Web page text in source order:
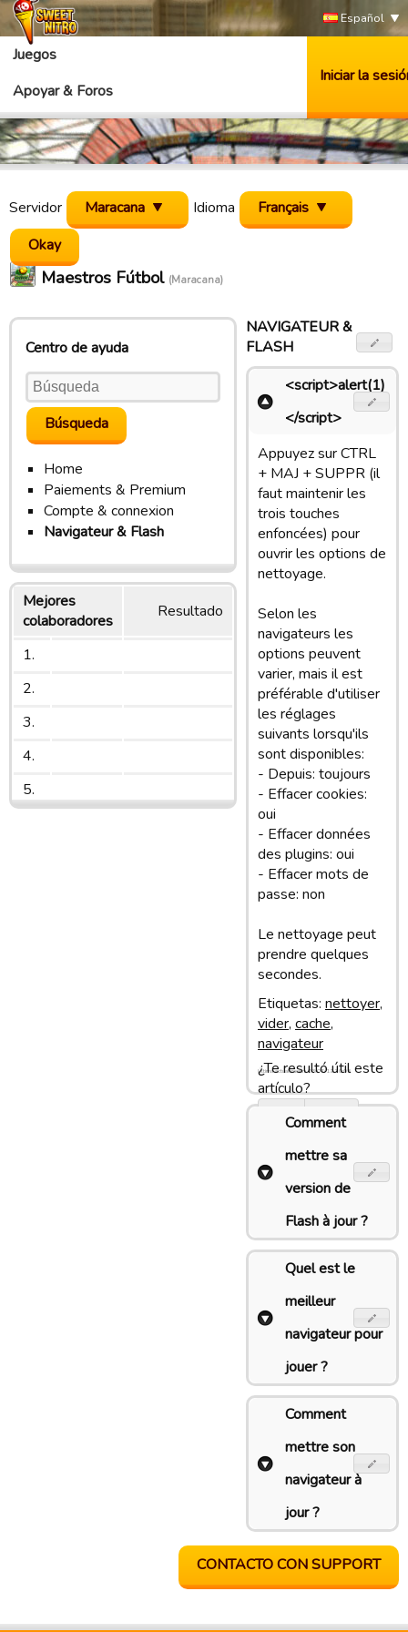
Español
Juegos
Apoyar & Foros
Iniciar la
Servidor Maracana Idioma Français
Maestros Fútbol (Maracana)
Centro de ayuda
Home
Paiements & Premium
Compte & connexion
Navigateur & Flash
Mejores
colaboradores
Resultado
1.
2.
3.
4.
5.
NAVIGATEUR &
FLASH
<script>alert(1)
</script>
Appuyez sur CTRL
+ MAJ + SUPPR (il
faut maintenir les
trois touches
enfoncées) pour
ouvrir les options de
nettoyage.
Selon les
navigateurs les
options peuvent
varier, mais il est
préférable d'utiliser
les réglages
suivants lorsqu'ils
sont disponibles:
- Depuis: toujours
- Effacer cookies:
oui
- Effacer données
des plugins: oui
- Effacer mots de
passe: non
Le nettoyage peut
prendre quelques
secondes.
Etiquetas: nettoyer,
vider, cache,
navigateur
¿Te resultó útil este
artículo?
Sí No
Última actualización: 03/07/19 20:03
Comment
mettre sa
version de
Flash à jour ?
Quel est le
meilleur
navigateur pour
jouer ?
Comment
mettre son
navigateur à
jour ?
CONTACTO CON SUPPORT